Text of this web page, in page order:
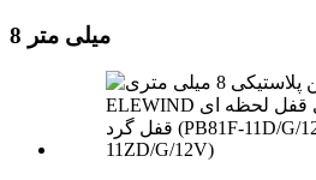
8 میلی متر